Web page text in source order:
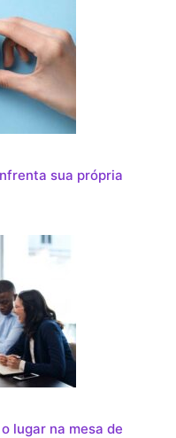
sua própria
lugar na mesa de